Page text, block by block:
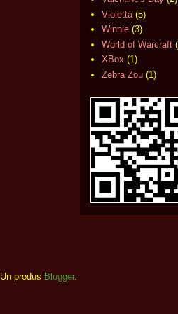
Violetta (5)
Winnie (3)
World of Warcraft
XBox (1)
Zebra Zou (1)
produs Blogger.